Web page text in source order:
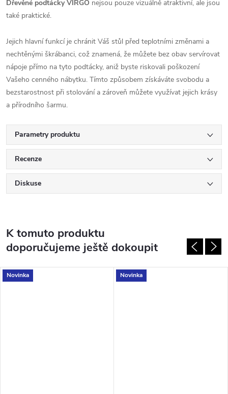
Dřevěné podtácky VIRGO nejsou pouze vizuálně atraktivní, ale jsou
také praktické.
Jejich hlavní funkcí je chránit Váš stůl před teplotními změnami a
nechtěnými škrábanci, což znamená, že můžete bez obav servírovat
nápoje přímo na tyto podtácky, aniž byste riskovali poškození
Vašeho cenného nábytku. Tímto způsobem získáváte svobodu a
bezstarostnost při stolování a zároveň můžete využívat jejich krásy
a přírodního šarmu.
Parametry produktu
Recenze
Diskuse
K tomuto produktu
doporučujeme ještě dokoupit
Novinka Novinka